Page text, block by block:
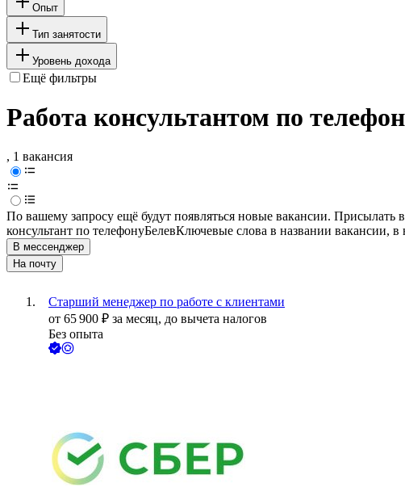
Опыт
Тип занятости
Уровень дохода
Ещё фильтры
Работа консультантом по
, 1 вакансия
По вашему запросу ещё будут появляться новые вакансии. Присылать
консультант по телефонуБелевКлючевые слова в названии вакансии,
В мессенджер
На почту
Старший менеджер по работе с клиентами
от 65 900 ₽ за месяц, до вычета налогов
Без опыта